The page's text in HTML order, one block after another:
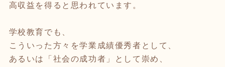
高収益を得ると思われています。
学校教育でも、
こういった方々を学業成績優秀者として、
あるいは「社会の成功者」として崇め、